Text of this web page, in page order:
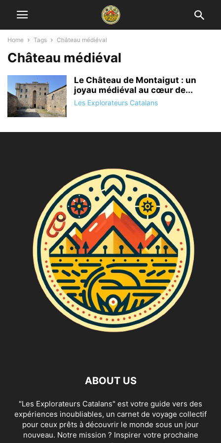
Home Tags Château médiéval
Château médiéval
Le Château de Montaigut : un
joyau médiéval au cœur de...
Les Explorateurs Catalans
ABOUT US
"Les Explorateurs Catalans" est votre guide vers des
expériences inoubliables, un carnet de voyage collectif
pour ceux prêts à découvrir le monde sous un jour
nouveau. Notre mission ? Inspirer votre prochaine